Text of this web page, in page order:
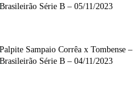
Brasileirão Série B – 05/11/2023
Sampaio Corrêa x Tombense –
Série B – 04/11/2023